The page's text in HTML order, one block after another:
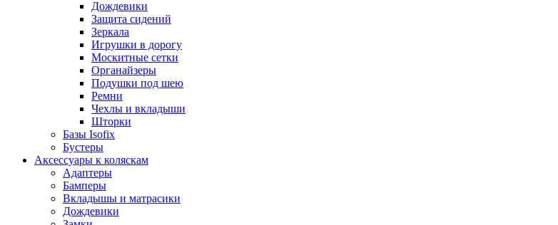
Дождевики
Защита сидений
Зеркала
Игрушки в дорогу
Москитные сетки
Органайзеры
Подушки под шею
Ремни
Чехлы и вкладыши
Шторки
Базы Isofix
Бустеры
Аксессуары к коляскам
Адаптеры
Бамперы
Вкладышы и матрасики
Дождевики